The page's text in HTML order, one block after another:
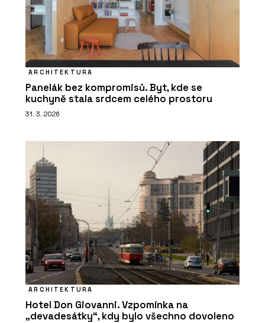
ARCHITEKTURA
Panelák bez kompromisů. Byt, kde se
kuchyně stala srdcem celého prostoru
31. 3. 2026
ARCHITEKTURA
Hotel Don Giovanni. Vzpomínka na
„devadesátky“, kdy bylo všechno dovoleno